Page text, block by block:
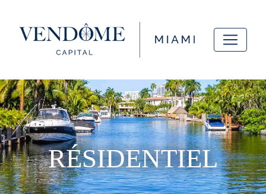
RÉSIDENTIEL